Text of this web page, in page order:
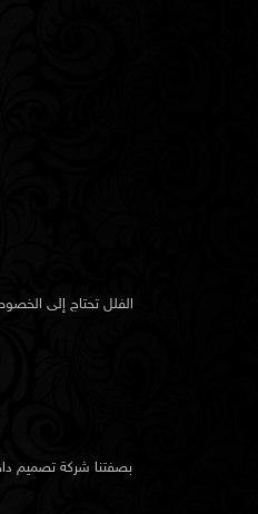
الفلل تحتاج إلى
بصفتنا شركة تصميم